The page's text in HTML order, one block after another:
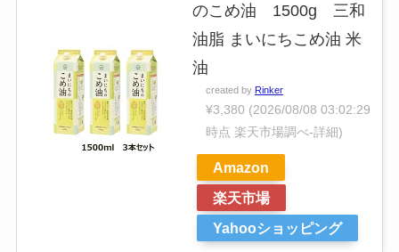
のこめ油 1500g 三和
油脂 まいにちこめ油 米
油
created by Rinker
¥3,380 (2026/08/08 03:02:29
時点 楽天市場調べ-詳細)
Amazon
楽天市場
Yahooショッピング